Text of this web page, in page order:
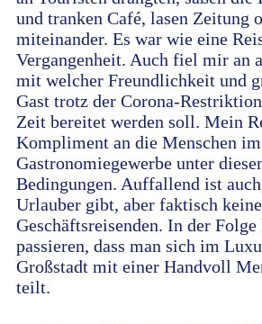
und tranken Café, lasen Zeitung
miteinander. Es war wie eine
Vergangenheit. Auch fiel mir an
mit welcher Freundlichkeit und
Gast trotz der Corona-
Zeit bereitet werden soll. Mein
Kompliment an die Menschen
Gastronomiegewerbe unter
Bedingungen. Auffallend ist
Urlauber gibt, aber faktisch keine
Geschäftsreisenden. In der Folge
passieren, dass man sich im
Großstadt mit einer Handvoll
teilt.